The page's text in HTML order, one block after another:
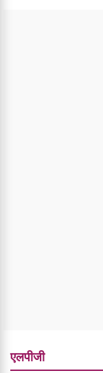
एलपीजी